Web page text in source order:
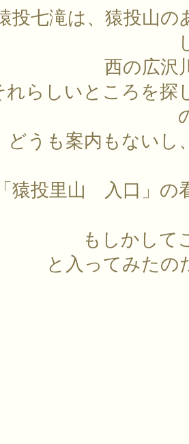
投七滝は、猿投山の
西の広沢
れらしいところを探
どうも案内もないし
「猿投里山 入口」の
もしかして
と入ってみた